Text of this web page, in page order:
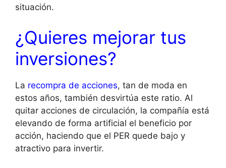
situación.
¿Quieres mejorar tus
inversiones?
La recompra de acciones, tan de moda en
estos años, también desvirtúa este ratio. Al
quitar acciones de circulación, la compañía está
elevando de forma artificial el beneficio por
acción, haciendo que el PER quede bajo y
atractivo para invertir.